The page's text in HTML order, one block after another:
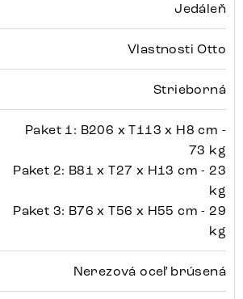
Jedáleň
Vlastnosti Otto
Strieborná
Paket 1: B206 x T113 x H8 cm -
73 kg
Paket 2: B81 x T27 x H13 cm - 23
kg
Paket 3: B76 x T56 x H55 cm - 29
kg
Nerezová oceľ brúsená